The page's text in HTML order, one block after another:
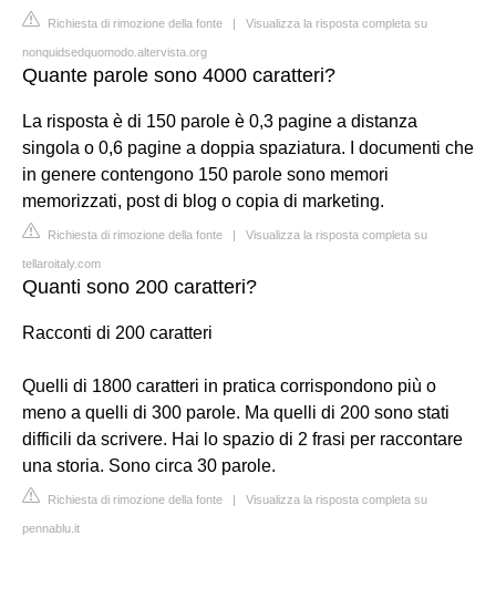
Richiesta di rimozione della fonte | Visualizza la risposta completa su
nonquidsedquomodo.altervista.org
Quante parole sono 4000 caratteri?
La risposta è di 150 parole è 0,3 pagine a distanza
singola o 0,6 pagine a doppia spaziatura. I documenti che
in genere contengono 150 parole sono memori
memorizzati, post di blog o copia di marketing.
Richiesta di rimozione della fonte | Visualizza la risposta completa su
tellaroitaly.com
Quanti sono 200 caratteri?
Racconti di 200 caratteri
Quelli di 1800 caratteri in pratica corrispondono più o
meno a quelli di 300 parole. Ma quelli di 200 sono stati
difficili da scrivere. Hai lo spazio di 2 frasi per raccontare
una storia. Sono circa 30 parole.
Richiesta di rimozione della fonte | Visualizza la risposta completa su
pennablu.it